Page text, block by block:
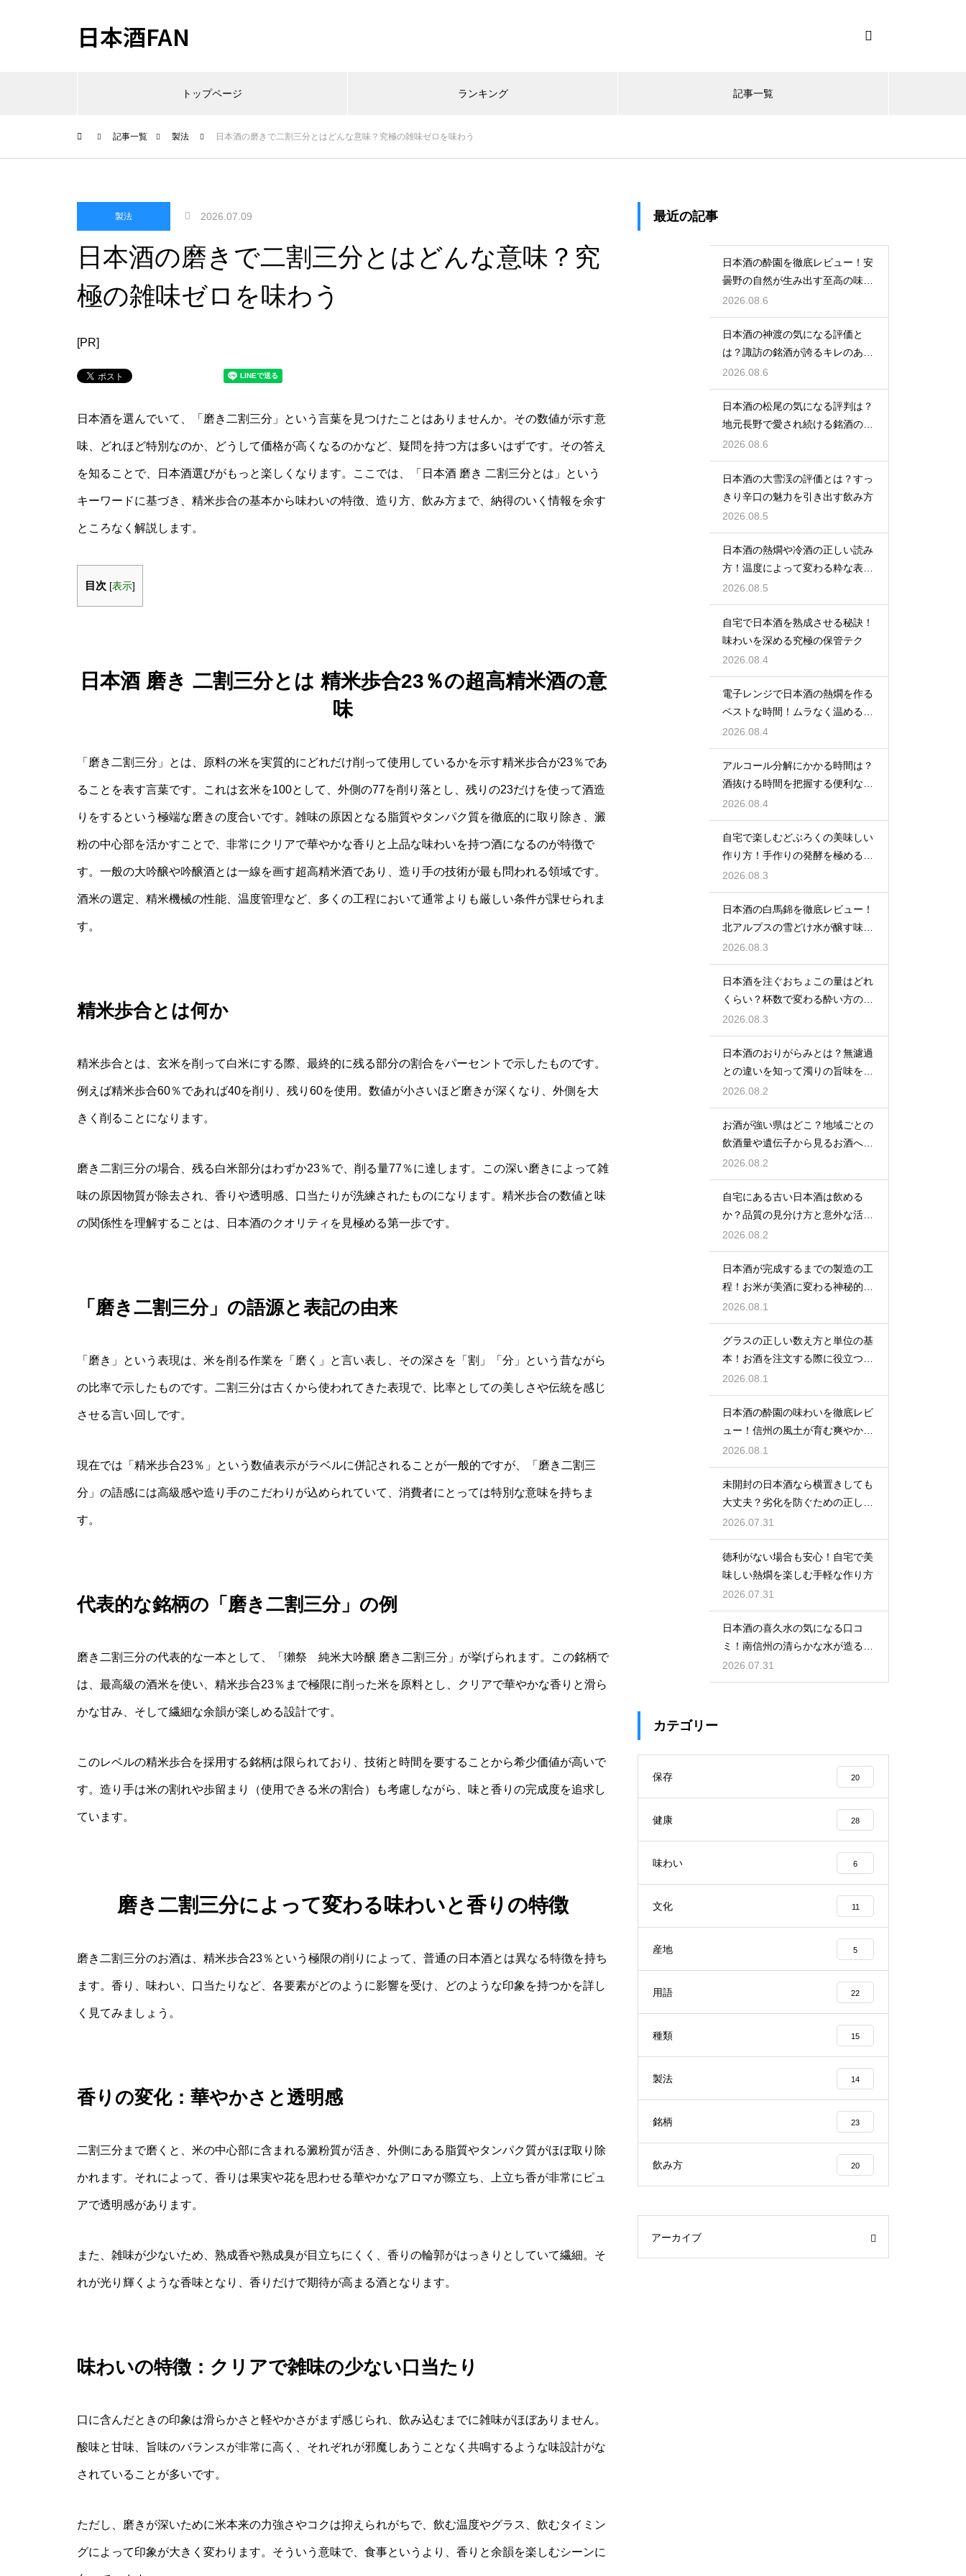
日本酒FAN
トップページ ランキング 記事一覧
記事一覧 製法 日本酒の磨きで二割三分とはどんな意味？究極の雑味ゼロを味わう
製法 2026.07.09
日本酒の磨きで二割三分とはどんな意味？究
極の雑味ゼロを味わう
[PR]
日本酒を選んでいて、「磨き二割三分」という言葉を見つけたことはありませんか。その数値が示す意
味、どれほど特別なのか、どうして価格が高くなるのかなど、疑問を持つ方は多いはずです。その答え
を知ることで、日本酒選びがもっと楽しくなります。ここでは、「日本酒 磨き 二割三分とは」という
キーワードに基づき、精米歩合の基本から味わいの特徴、造り方、飲み方まで、納得のいく情報を余す
ところなく解説します。
目次 [表示]
日本酒 磨き 二割三分とは 精米歩合23％の超高精米酒の意
味
「磨き二割三分」とは、原料の米を実質的にどれだけ削って使用しているかを示す精米歩合が23％であ
ることを表す言葉です。これは玄米を100として、外側の77を削り落とし、残りの23だけを使って酒造
りをするという極端な磨きの度合いです。雑味の原因となる脂質やタンパク質を徹底的に取り除き、澱
粉の中心部を活かすことで、非常にクリアで華やかな香りと上品な味わいを持つ酒になるのが特徴で
す。一般の大吟醸や吟醸酒とは一線を画す超高精米酒であり、造り手の技術が最も問われる領域です。
酒米の選定、精米機械の性能、温度管理など、多くの工程において通常よりも厳しい条件が課せられま
す。
精米歩合とは何か
精米歩合とは、玄米を削って白米にする際、最終的に残る部分の割合をパーセントで示したものです。
例えば精米歩合60％であれば40を削り、残り60を使用。数値が小さいほど磨きが深くなり、外側を大
きく削ることになります。
磨き二割三分の場合、残る白米部分はわずか23％で、削る量77％に達します。この深い磨きによって雑
味の原因物質が除去され、香りや透明感、口当たりが洗練されたものになります。精米歩合の数値と味
の関係性を理解することは、日本酒のクオリティを見極める第一歩です。
「磨き二割三分」の語源と表記の由来
「磨き」という表現は、米を削る作業を「磨く」と言い表し、その深さを「割」「分」という昔ながら
の比率で示したものです。二割三分は古くから使われてきた表現で、比率としての美しさや伝統を感じ
させる言い回しです。
現在では「精米歩合23％」という数値表示がラベルに併記されることが一般的ですが、「磨き二割三
分」の語感には高級感や造り手のこだわりが込められていて、消費者にとっては特別な意味を持ちま
す。
代表的な銘柄の「磨き二割三分」の例
磨き二割三分の代表的な一本として、「獺祭 純米大吟醸 磨き二割三分」が挙げられます。この銘柄で
は、最高級の酒米を使い、精米歩合23％まで極限に削った米を原料とし、クリアで華やかな香りと滑ら
かな甘み、そして繊細な余韻が楽しめる設計です。
このレベルの精米歩合を採用する銘柄は限られており、技術と時間を要することから希少価値が高いで
す。造り手は米の割れや歩留まり（使用できる米の割合）も考慮しながら、味と香りの完成度を追求し
ています。
磨き二割三分によって変わる味わいと香りの特徴
磨き二割三分のお酒は、精米歩合23％という極限の削りによって、普通の日本酒とは異なる特徴を持ち
ます。香り、味わい、口当たりなど、各要素がどのように影響を受け、どのような印象を持つかを詳し
く見てみましょう。
香りの変化：華やかさと透明感
二割三分まで磨くと、米の中心部に含まれる澱粉質が活き、外側にある脂質やタンパク質がほぼ取り除
かれます。それによって、香りは果実や花を思わせる華やかなアロマが際立ち、上立ち香が非常にピュ
アで透明感があります。
また、雑味が少ないため、熟成香や熟成臭が目立ちにくく、香りの輪郭がはっきりとしていて繊細。そ
れが光り輝くような香味となり、香りだけで期待が高まる酒となります。
味わいの特徴：クリアで雑味の少ない口当たり
口に含んだときの印象は滑らかさと軽やかさがまず感じられ、飲み込むまでに雑味がほぼありません。
酸味と甘味、旨味のバランスが非常に高く、それぞれが邪魔しあうことなく共鳴するような味設計がな
されていることが多いです。
ただし、磨きが深いために米本来の力強さやコクは抑えられがちで、飲む温度やグラス、飲むタイミン
グによって印象が大きく変わります。そういう意味で、食事というより、香りと余韻を楽しむシーンに
最近の記事
日本酒の酔園を徹底レビュー！安
曇野の自然が生み出す至高の味わ
い
2026.08.6
日本酒の神渡の気になる評価と
は？諏訪の銘酒が誇るキレのある
旨味
2026.08.6
日本酒の松尾の気になる評判は？
地元長野で愛され続ける銘酒の魅
力
2026.08.6
日本酒の大雪渓の評価とは？すっ
きり辛口の魅力を引き出す飲み方
2026.08.5
日本酒の熱燗や冷酒の正しい読み
方！温度によって変わる粋な表現
を徹底解説
2026.08.5
自宅で日本酒を熟成させる秘訣！
味わいを深める究極の保管テク
2026.08.4
電子レンジで日本酒の熱燗を作る
ベストな時間！ムラなく温めるコ
ツ
2026.08.4
アルコール分解にかかる時間は？
酒抜ける時間を把握する便利な計
算式
2026.08.4
自宅で楽しむどぶろくの美味しい
作り方！手作りの発酵を極めるコ
ツ
2026.08.3
日本酒の白馬錦を徹底レビュー！
北アルプスの雪どけ水が醸す味の
口コミ
2026.08.3
日本酒を注ぐおちょこの量はどれ
くらい？杯数で変わる酔い方の目
安を解説
2026.08.3
日本酒のおりがらみとは？無濾過
との違いを知って濁りの旨味を堪
能する
2026.08.2
お酒が強い県はどこ？地域ごとの
飲酒量や遺伝子から見るお酒への
強さ
2026.08.2
自宅にある古い日本酒は飲める
か？品質の見分け方と意外な活用
方法
2026.08.2
日本酒が完成するまでの製造の工
程！お米が美酒に変わる神秘的な
プロセス
2026.08.1
グラスの正しい数え方と単位の基
本！お酒を注文する際に役立つ便
利な豆知識
2026.08.1
日本酒の酔園の味わいを徹底レビ
ュー！信州の風土が育む爽やかな
一杯
2026.08.1
未開封の日本酒なら横置きしても
大丈夫？劣化を防ぐための正しい
保管術
2026.07.31
徳利がない場合も安心！自宅で美
味しい熱燗を楽しむ手軽な作り方
2026.07.31
日本酒の喜久水の気になる口コ
ミ！南信州の清らかな水が造る美
酒
2026.07.31
カテゴリー
保存 20
健康 28
味わい 6
文化 11
産地 5
用語 22
種類 15
製法 14
銘柄 23
飲み方 20
アーカイブ